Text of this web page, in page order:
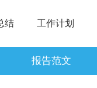
结 工作计划
报告范文